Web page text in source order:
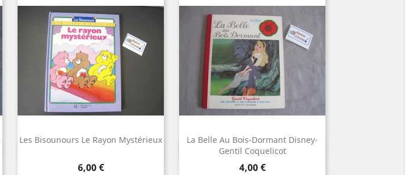
Les Bisounours Le Rayon Mystérieux
Prix
6,00 €
La Belle Au Bois-Dormant Disney-
Gentil Coquelicot
Prix
4,00 €
Aperçu rapide